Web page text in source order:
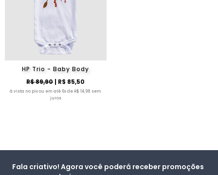
HP Trio - Baby Body
R$ 89,90| R$ 85,50
à vista no pix ou em até 6x de R$ 14,98 sem
juros
Fala criativo! Agora você poderá receber promoções